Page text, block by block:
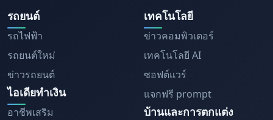
รถยนต์
รถไฟฟ้า
รถยนต์ใหม่
ข่าวรถยนต์
ไอเดียทำเงิน
อาชีพเสริม
เทคโนโลยี
ข่าวคอมพิวเตอร์
เทคโนโลยี AI
ซอฟต์แวร์
แจกฟรี prompt
บ้านและการตกแต่ง